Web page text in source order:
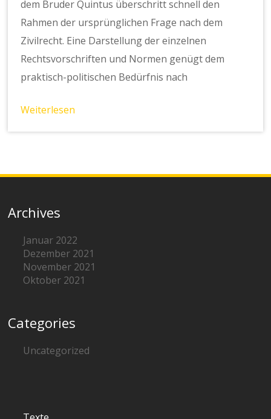
dem Bruder Quintus überschritt schnell den
Rahmen der ursprünglichen Frage nach dem
Zivilrecht. Eine Darstellung der einzelnen
Rechtsvorschriften und Normen genügt dem
praktisch-politischen Bedürfnis nach
Weiterlesen
Archives
Januar 2022
Dezember 2021
November 2021
Oktober 2021
Categories
Uncategorized